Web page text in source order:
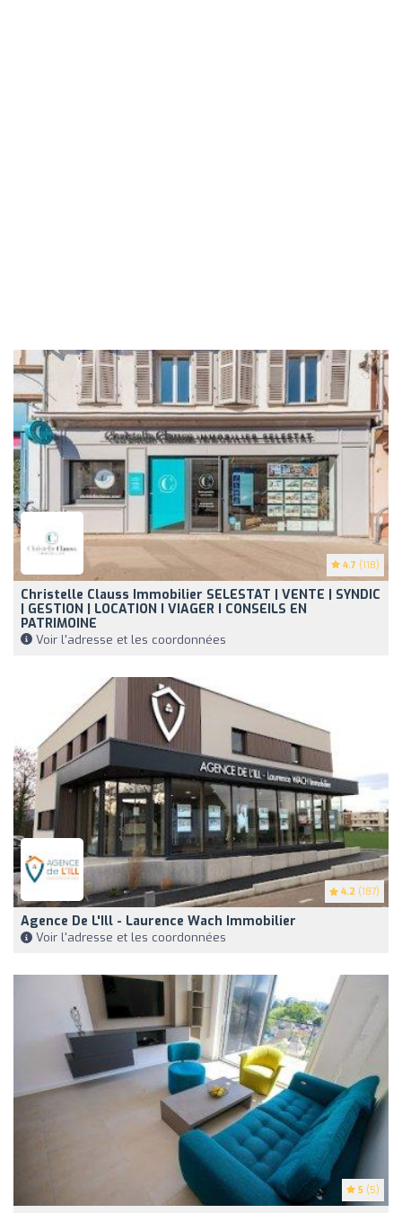
4.7 (118)
Christelle Clauss Immobilier SELESTAT | VENTE | SYNDIC
| GESTION | LOCATION I VIAGER I CONSEILS EN
PATRIMOINE
Voir l'adresse et les coordonnées
4.2 (187)
Agence De L'Ill - Laurence Wach Immobilier
Voir l'adresse et les coordonnées
5 (5)